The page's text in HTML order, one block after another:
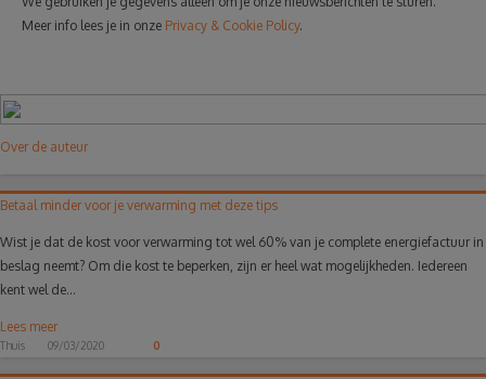
Meer info lees je in onze Privacy & Cookie Policy.
Over de auteur
Betaal minder voor je verwarming met deze tips
Wist je dat de kost voor verwarming tot wel 60% van je complete energiefactuur in
beslag neemt? Om die kost te beperken, zijn er heel wat mogelijkheden. Iedereen
kent wel de...
Lees meer
Thuis 09/03/2020 0